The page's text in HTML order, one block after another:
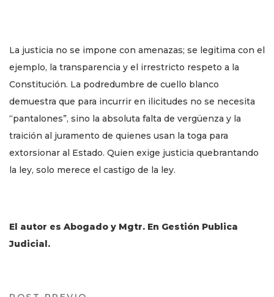
La justicia no se impone con amenazas; se legitima con el
ejemplo, la transparencia y el irrestricto respeto a la
Constitución. La podredumbre de cuello blanco
demuestra que para incurrir en ilicitudes no se necesita
“pantalones”, sino la absoluta falta de vergüenza y la
traición al juramento de quienes usan la toga para
extorsionar al Estado. Quien exige justicia quebrantando
la ley, solo merece el castigo de la ley.
El autor es Abogado y Mgtr. En Gestión Publica
Judicial.